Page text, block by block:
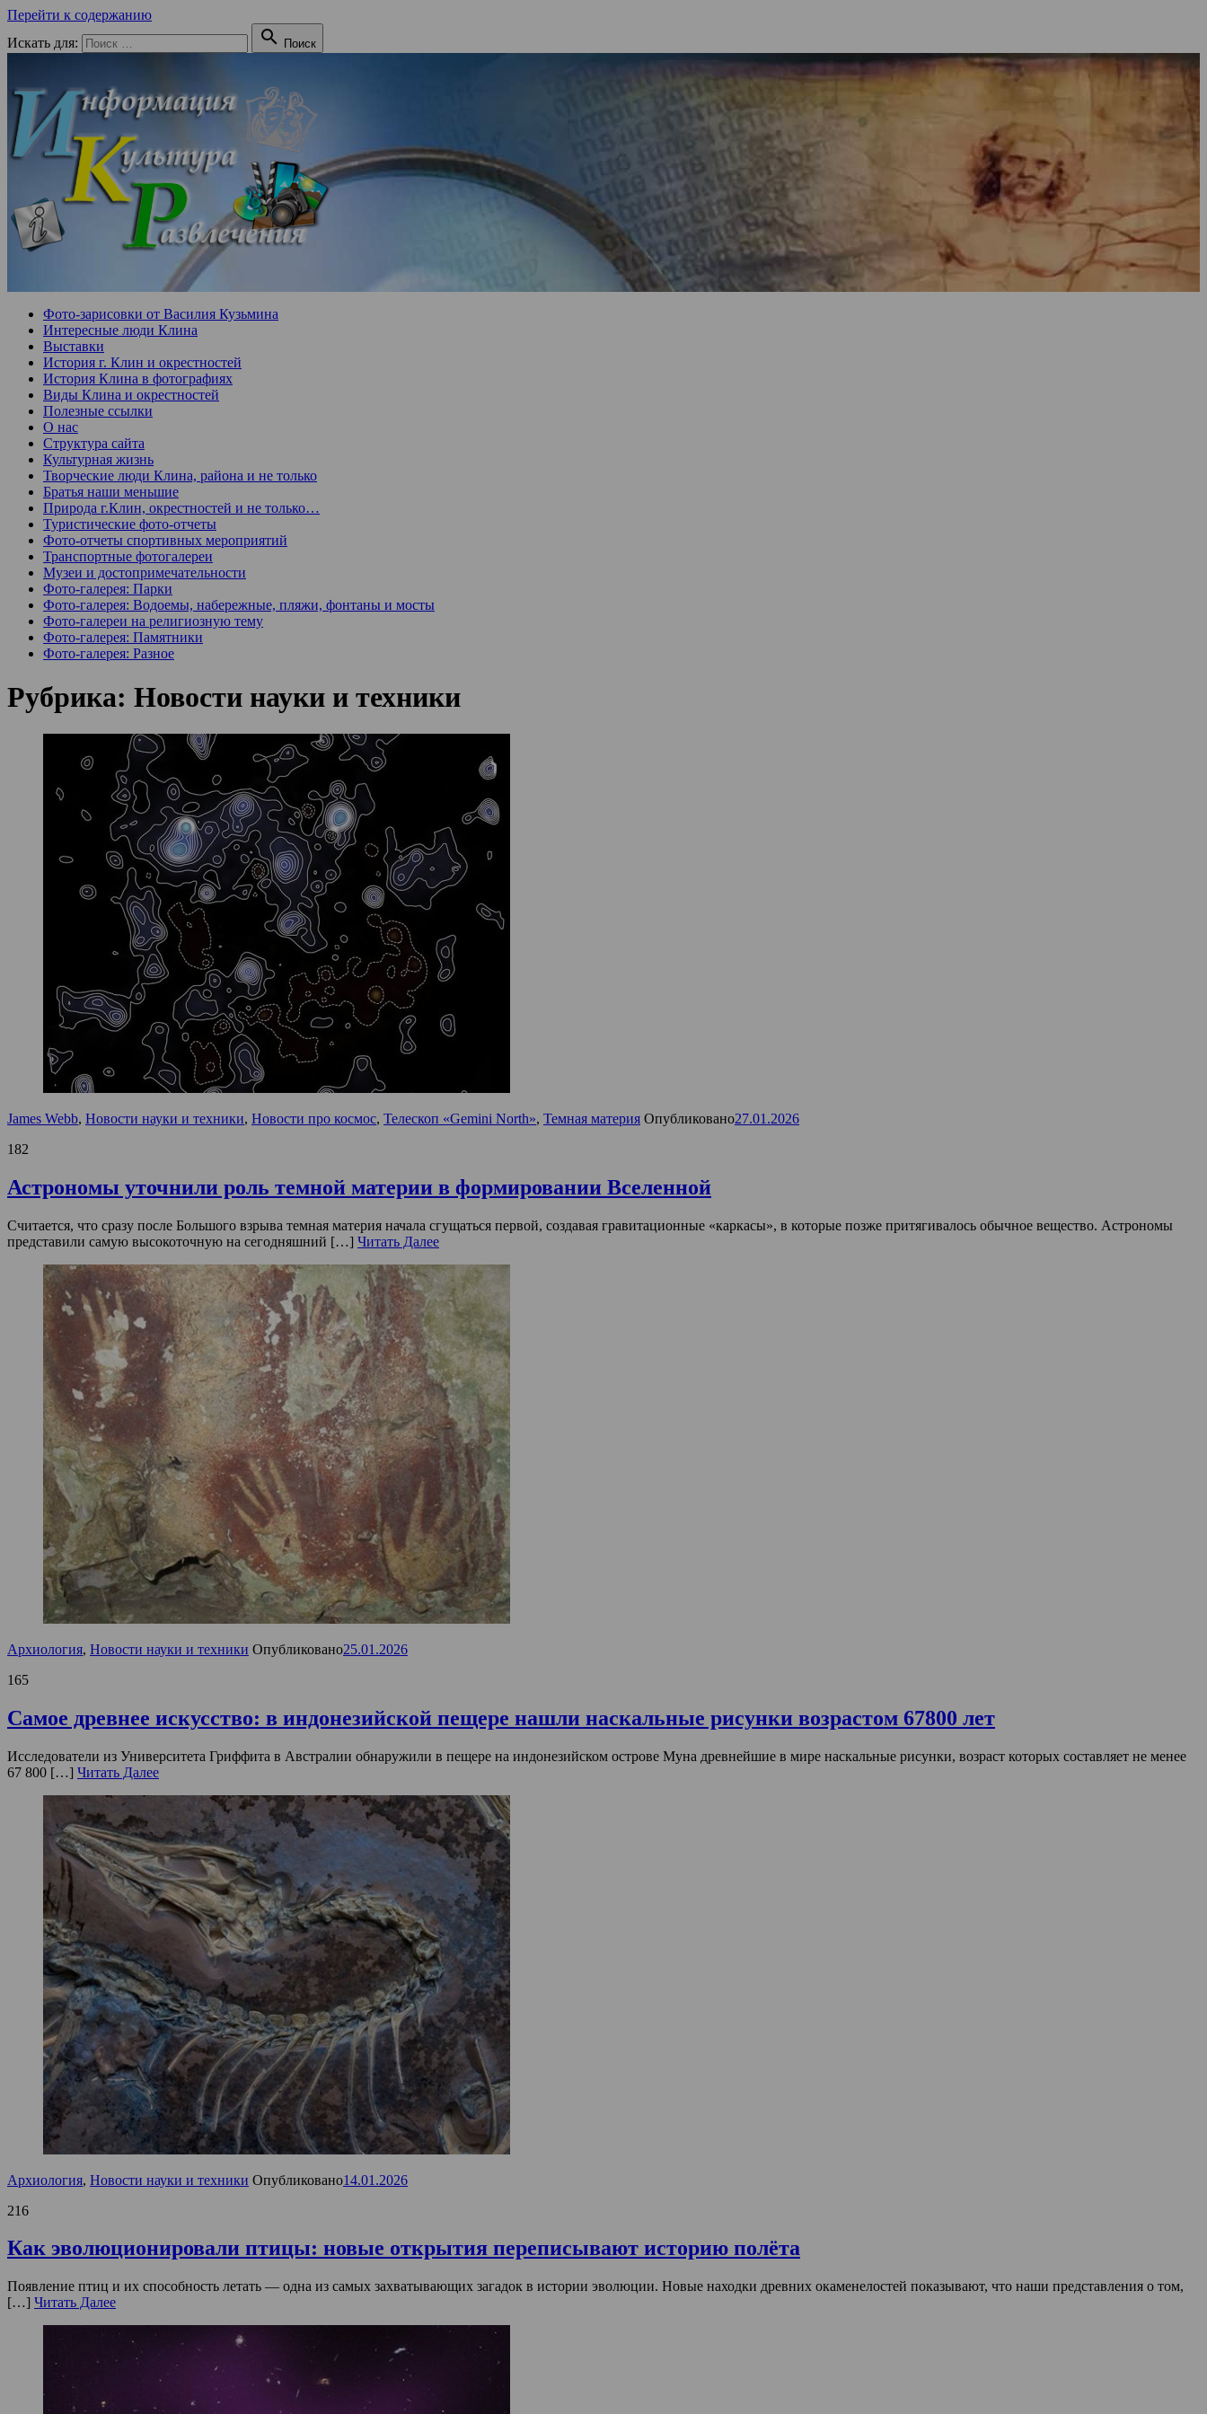
Перейти к содержанию
Искать для:
 Поиск
Фото-зарисовки от Василия Кузьмина
Интересные люди Клина
Выставки
История г. Клин и окрестностей
История Клина в фотографиях
Виды Клина и окрестностей
Полезные ссылки
О нас
Структура сайта
Культурная жизнь
Творческие люди Клина, района и не только
Братья наши меньшие
Природа г.Клин, окрестностей и не только…
Туристические фото-отчеты
Фото-отчеты спортивных мероприятий
Транспортные фотогалереи
Музеи и достопримечательности
Фото-галерея: Парки
Фото-галерея: Водоемы, набережные, пляжи, фонтаны и мосты
Фото-галереи на религиозную тему
Фото-галерея: Памятники
Фото-галерея: Разное
Рубрика: Новости науки и техники
James Webb, Новости науки и техники, Новости про космос, Телескоп «Gemini North», Темная материя Опубликовано27.01.2026
182
Астрономы уточнили роль темной материи в формировании Вселенной
Считается, что сразу после Большого взрыва темная материя начала сгущаться первой, создавая гравитационные «каркасы», в которые позже притягивалось обычное вещество. Астрономы
представили самую высокоточную на сегодняшний […] Читать Далее
Архиология, Новости науки и техники Опубликовано25.01.2026
165
Самое древнее искусство: в индонезийской пещере нашли наскальные рисунки возрастом 67800 лет
Исследователи из Университета Гриффита в Австралии обнаружили в пещере на индонезийском острове Муна древнейшие в мире наскальные рисунки, возраст которых составляет не менее
67 800 […] Читать Далее
Архиология, Новости науки и техники Опубликовано14.01.2026
216
Как эволюционировали птицы: новые открытия переписывают историю полёта
Появление птиц и их способность летать — одна из самых захватывающих загадок в истории эволюции. Новые находки древних окаменелостей показывают, что наши представления о том,
[…] Читать Далее